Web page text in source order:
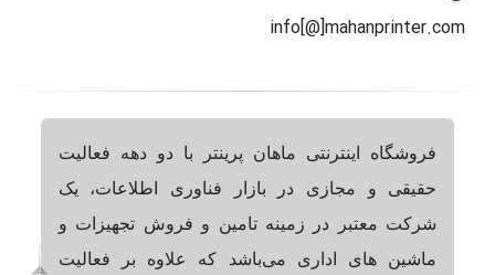
info[@]mahanprinter.com
فروشگاه اینترنتی ماهان پرینتر با دو دهه فعالیت
حقیقی و مجازی در بازار فناوری اطلاعات، یک
شرکت معتبر در زمینه تامین و فروش تجهیزات و
ماشین های اداری می‌باشد که علاوه بر فعالیت